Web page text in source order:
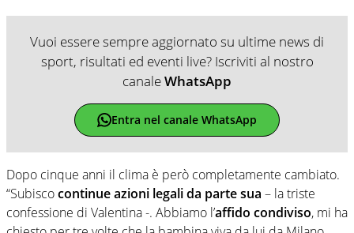
Vuoi essere sempre aggiornato su ultime news di
sport, risultati ed eventi live? Iscriviti al nostro
canaleWhatsApp
Entra nel canale WhatsApp
Dopo cinque anni il clima è però completamente cambiato.
“Subiscocontinue azioni legali da parte sua – la triste
confessione di Valentina -. Abbiamo l’affido condiviso, mi ha